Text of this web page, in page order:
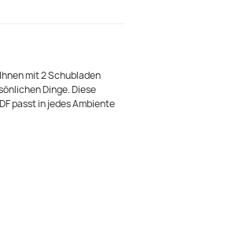
mit 2 Schubladen
Dinge. Diese
passt in jedes Ambiente